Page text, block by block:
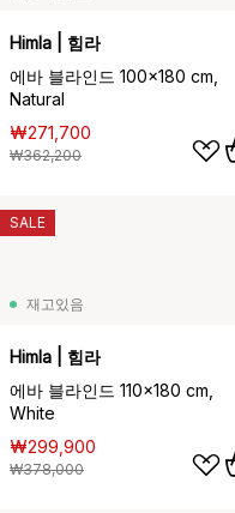
Himla | 힘라
에바 블라인드 100x180 cm,
Natural
₩271,700
₩362,200
재고있음
Himla | 힘라
에바 블라인드 110x180 cm,
White
₩299,900
₩378,000
SALE